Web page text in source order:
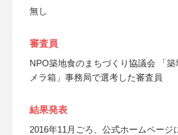
無し
審査員
NPO築地食のまちづくり協議会 「
メラ箱」事務局で選考した審査員
結果発表
2016年11月ごろ、公式ホームページ